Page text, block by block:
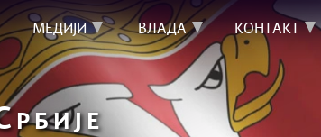
МЕДИЈИ ВЛАДА КОНТАКТ
РБИЈЕ